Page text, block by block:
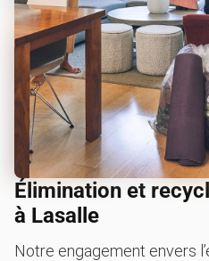
Élimination et
à Lasalle
Notre engagement envers